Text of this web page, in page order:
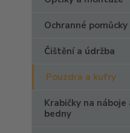
Ochranné pomůcky
Čištění a údržba
Pouzdra a kufry
Krabičky na náboje
bedny